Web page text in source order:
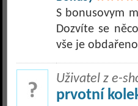
S bonusovym
Dozvíte se
vše je
Uživatel z e-
prvotní